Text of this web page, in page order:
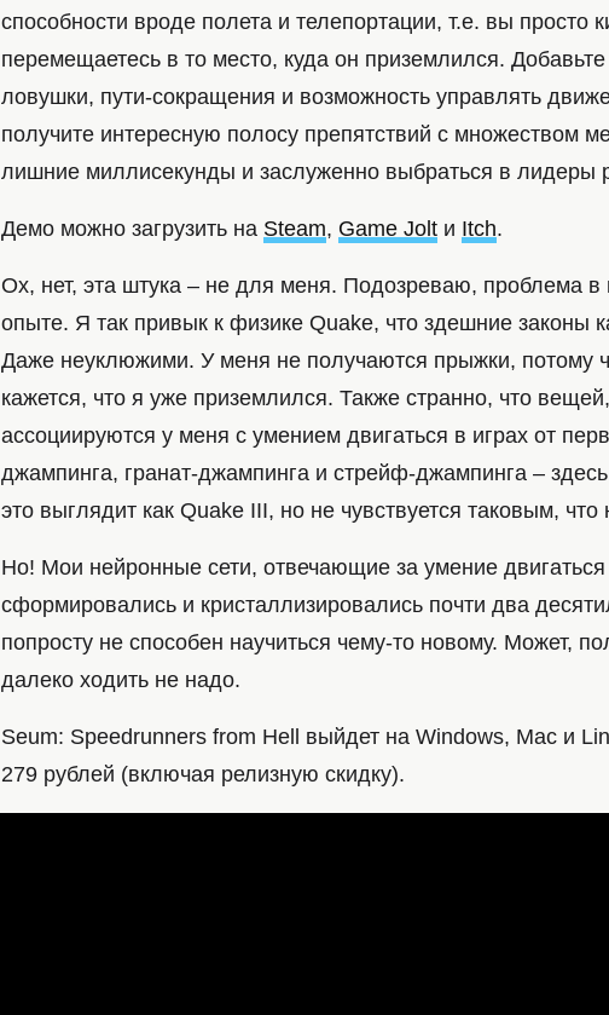
способности вроде полета и телепортации, т.е. вы просто
перемещаетесь в то место, куда он приземлился.
ловушки, пути-сокращения и возможность управлять
получите интересную полосу препятствий с множеством
лишние миллисекунды и заслуженно выбраться в лидеры
Демо можно загрузить на Steam, Game Jolt и Itch.
Ох, нет, эта штука – не для меня. Подозреваю, проблема
опыте. Я так привык к физике Quake, что здешние законы
Даже неуклюжими. У меня не получаются прыжки, потому
кажется, что я уже приземлился. Также странно, что
ассоциируются у меня с умением двигаться в играх от
джампинга, гранат-джампинга и стрейф-джампинга – здесь
это выглядит как Quake III, но не чувствуется таковым, что
Но! Мои нейронные сети, отвечающие за умение
сформировались и кристаллизировались почти два
попросту не способен научиться чему-то новому. Может,
далеко ходить не надо.
Seum: Speedrunners from Hell выйдет на Windows, Mac и
279 рублей (включая релизную скидку).